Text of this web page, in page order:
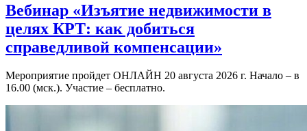
Вебинар «Изъятие недвижимости в
целях КРТ: как добиться
справедливой компенсации»
Мероприятие пройдет ОНЛАЙН 20 августа 2026 г. Начало – в
16.00 (мск.). Участие – бесплатно.